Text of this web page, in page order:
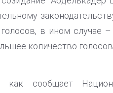
в ином случае –
количество голосов.
как сообщает